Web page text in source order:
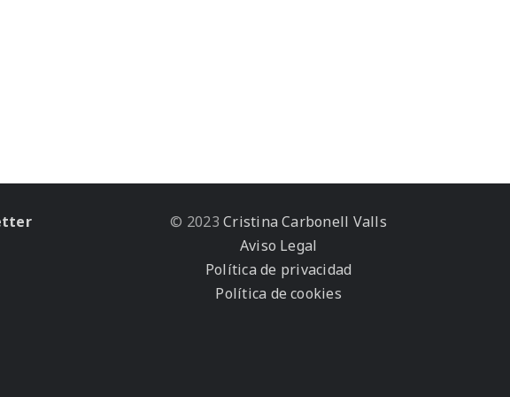
© 2023 Cristina Carbonell Valls
Aviso Legal
Política de privacidad
Política de cookies